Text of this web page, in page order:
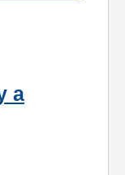
a